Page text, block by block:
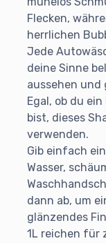
Flecken,
herrlichen
Jede
deine Sinne
aussehen und
Egal, ob du
bist, dieses
verwenden.
Gib einfach
Wasser,
dann ab, um
glänzendes
1L reichen für